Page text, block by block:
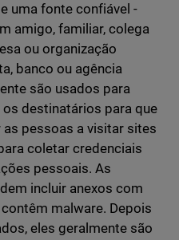
uma fonte confiável -
amigo, familiar, colega
ou organização
banco ou agência
são usados para
destinatários para que
pessoas a visitar sites
coletar credenciais
pessoais. As
incluir anexos com
malware. Depois
eles geralmente são